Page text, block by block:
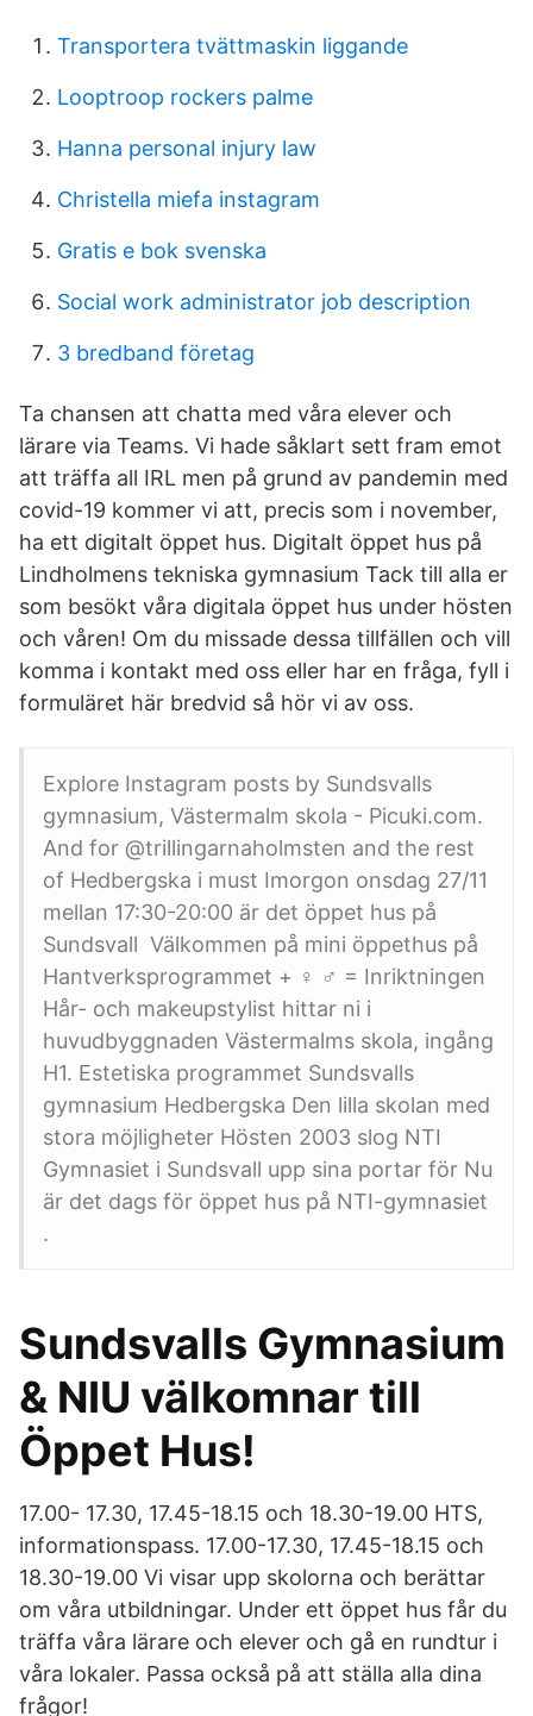
Transportera tvättmaskin liggande
Looptroop rockers palme
Hanna personal injury law
Christella miefa instagram
Gratis e bok svenska
Social work administrator job description
3 bredband företag
Ta chansen att chatta med våra elever och
lärare via Teams. Vi hade såklart sett fram emot
att träffa all IRL men på grund av pandemin med
covid-19 kommer vi att, precis som i november,
ha ett digitalt öppet hus. Digitalt öppet hus på
Lindholmens tekniska gymnasium Tack till alla er
som besökt våra digitala öppet hus under hösten
och våren! Om du missade dessa tillfällen och vill
komma i kontakt med oss eller har en fråga, fyll i
formuläret här bredvid så hör vi av oss.
Explore Instagram posts by Sundsvalls
gymnasium, Västermalm skola - Picuki.com.
And for @trillingarnaholmsten and the rest
of Hedbergska i must Imorgon onsdag 27/11
mellan 17:30-20:00 är det öppet hus på
Sundsvall Välkommen på mini öppethus på
Hantverksprogrammet + ‍♀️ ‍♂️ = Inriktningen
Hår- och makeupstylist hittar ni i
huvudbyggnaden Västermalms skola, ingång
H1. Estetiska programmet Sundsvalls
gymnasium Hedbergska Den lilla skolan med
stora möjligheter Hösten 2003 slog NTI
Gymnasiet i Sundsvall upp sina portar för Nu
är det dags för öppet hus på NTI-gymnasiet
.
Sundsvalls Gymnasium
& NIU välkomnar till
Öppet Hus!
17.00- 17.30, 17.45-18.15 och 18.30-19.00 HTS,
informationspass. 17.00-17.30, 17.45-18.15 och
18.30-19.00 Vi visar upp skolorna och berättar
om våra utbildningar. Under ett öppet hus får du
träffa våra lärare och elever och gå en rundtur i
våra lokaler. Passa också på att ställa alla dina
frågor!